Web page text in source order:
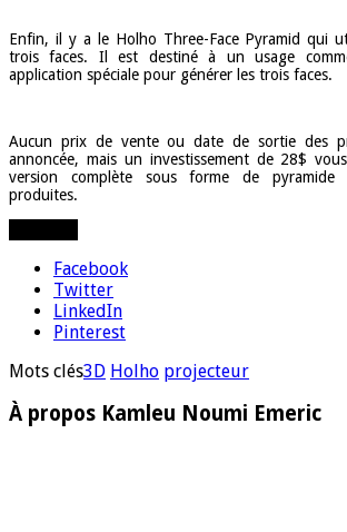
Enfin, il y a le Holho Three-Face Pyramid qui
trois faces. Il est destiné à un usage
application spéciale pour générer les trois faces.
Aucun prix de vente ou date de sortie des
annoncée, mais un investissement de 28$
version complète sous forme de pyramide
produites.
Facebook
Twitter
LinkedIn
Pinterest
Mots clés3D Holho projecteur
À propos Kamleu Noumi Emeric